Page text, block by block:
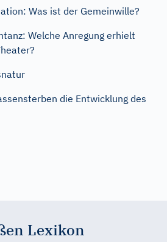
Was ist der Gemeinwille?
Welche Anregung erhielt
die Entwicklung des
Lexikon